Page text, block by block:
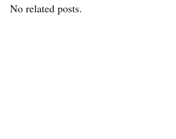
No related posts.